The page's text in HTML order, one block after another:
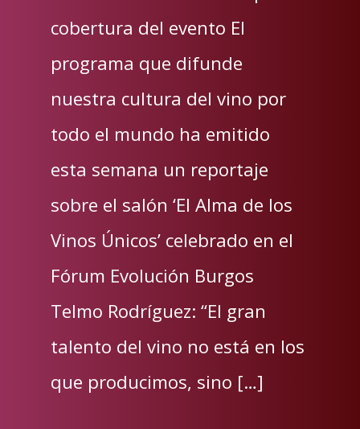
cobertura del evento El
programa que difunde
nuestra cultura del vino por
todo el mundo ha emitido
esta semana un reportaje
sobre el salón ‘El Alma de los
Vinos Únicos’ celebrado en el
Fórum Evolución Burgos
Telmo Rodríguez: “El gran
talento del vino no está en los
que producimos, sino […]